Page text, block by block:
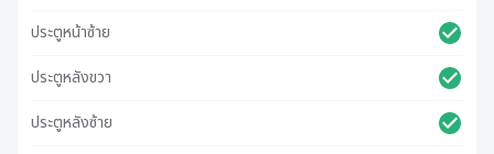
ประตูหน้าซ้าย
ประตูหลังขวา
ประตูหลังซ้าย